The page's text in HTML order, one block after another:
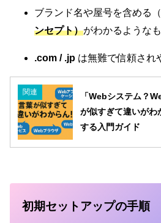
ブランド名や屋号を含める
ンセプト）がわかるような
.com / .jp は無難で信頼され
関連
「Webシステム？
が似すぎて違いがわ
する入門ガイド
初期セットアップの手順